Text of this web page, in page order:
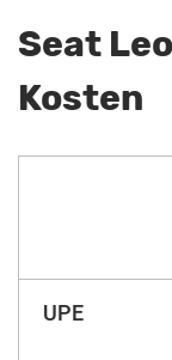
Seat
Kosten
UPE